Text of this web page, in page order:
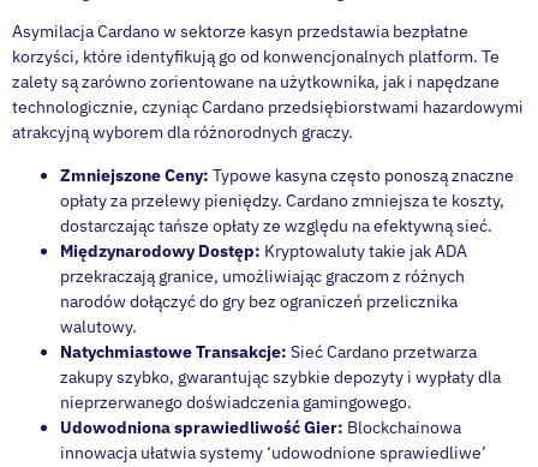
Asymilacja Cardano w sektorze kasyn przedstawia bezpłatne
korzyści, które identyfikują go od konwencjonalnych platform. Te
zalety są zarówno zorientowane na użytkownika, jak i napędzane
technologicznie, czyniąc Cardano przedsiębiorstwami hazardowymi
atrakcyjną wyborem dla różnorodnych graczy.
Zmniejszone Ceny: Typowe kasyna często ponoszą znaczne
opłaty za przelewy pieniędzy. Cardano zmniejsza te koszty,
dostarczając tańsze opłaty ze względu na efektywną sieć.
Międzynarodowy Dostęp: Kryptowaluty takie jak ADA
przekraczają granice, umożliwiając graczom z różnych
narodów dołączyć do gry bez ograniczeń przelicznika
walutowy.
Natychmiastowe Transakcje: Sieć Cardano przetwarza
zakupy szybko, gwarantując szybkie depozyty i wypłaty dla
nieprzerwanego doświadczenia gamingowego.
Udowodniona sprawiedliwość Gier: Blockchainowa
innowacja ułatwia systemy ‘udowodnione sprawiedliwe’